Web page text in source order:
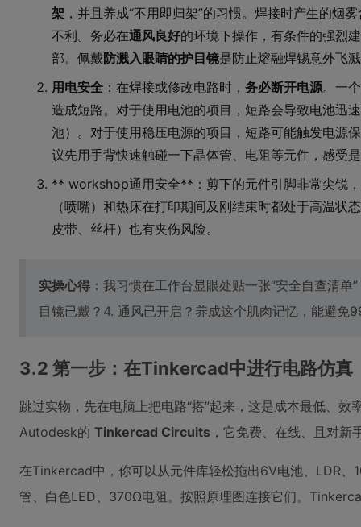
架 ，并且养成“不用即归架”的习惯。焊接时产生的烟
不利。务必在通风良好的环境下操作，有条件的强烈
部。佩戴 防溅入眼睛的护目镜是防止熔融焊锡意外飞
用电安全 ：在焊接或修改电路时， 务必断开电源。一
造成短路。对于使用电池的项目，短路会导致电池迅
池）。对于使用稳压电源的项目，短路可能触发电源
议先用手背快速触碰一下晶体管、电阻等元件，感受
** workshop通用安全**：剪下的元件引脚非常尖锐
（喷嘴）和热床在打印期间及刚结束时都处于高温状
皮带、丝杆）也有夹伤风险。
实操心得 ：我习惯在工作台显眼处贴一张“安全自查清
目镜已戴？4. 通风已开启？养成这个肌肉记忆，能避免
3.2 第一步：在Tinkercad中进行电路仿真
跳过实物，先在电脑上把电路“搭”起来，这是成本最低、
Autodesk的 Tinkercad Circuits ，它免费、在线、且对新
在Tinkercad中，你可以从元件库轻松拖出6V电池、LDR
管、白色LED、370Ω电阻。按照原理图连接它们。